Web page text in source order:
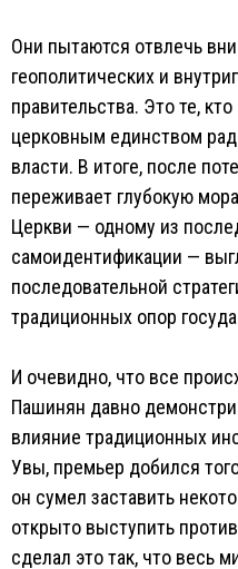
Они пытаются отвлечь
геополитических и
правительства. Это те,
церковным единством
власти. В итоге, после
переживает глубокую
Церкви — одному из
самоидентификации —
последовательной
традиционных опор
И очевидно, что все
Пашинян давно
влияние традиционных
Увы, премьер добился
он сумел заставить
открыто выступить
сделал это так, что весь